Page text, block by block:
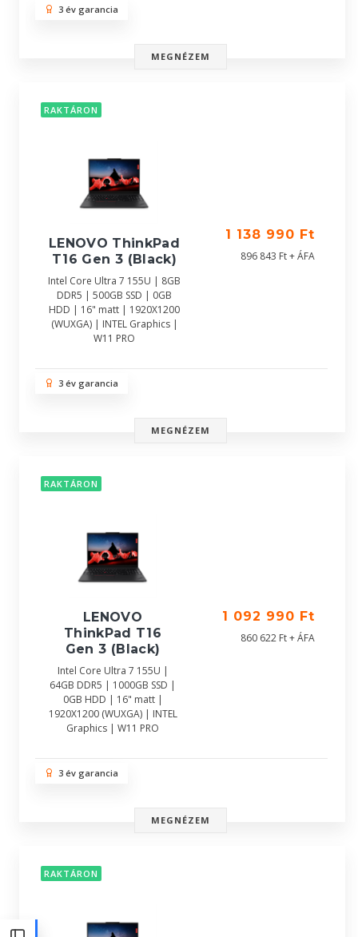
3 év garancia
MEGNÉZEM
RAKTÁRON
LENOVO ThinkPad
T16 Gen 3 (Black)
Intel Core Ultra 7 155U | 8GB
DDR5 | 500GB SSD | 0GB
HDD | 16" matt | 1920X1200
(WUXGA) | INTEL Graphics |
W11 PRO
1 138 990 Ft
896 843 Ft + ÁFA
3 év garancia
MEGNÉZEM
RAKTÁRON
LENOVO
ThinkPad T16
Gen 3 (Black)
Intel Core Ultra 7 155U |
64GB DDR5 | 1000GB SSD |
0GB HDD | 16" matt |
1920X1200 (WUXGA) | INTEL
Graphics | W11 PRO
1 092 990 Ft
860 622 Ft + ÁFA
3 év garancia
MEGNÉZEM
RAKTÁRON